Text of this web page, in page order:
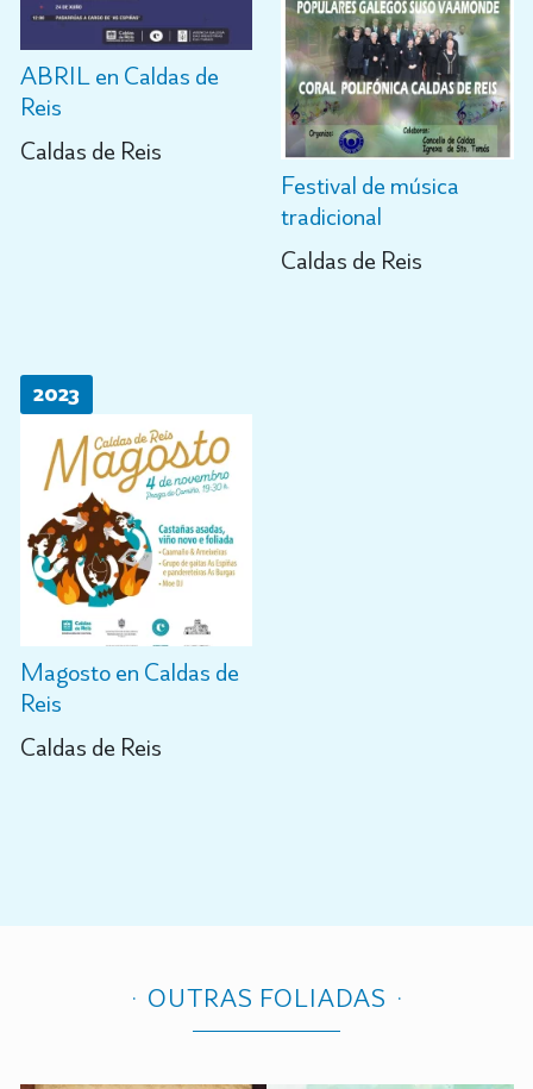
ABRIL en Caldas de
Reis
Caldas de Reis
Festival de música
tradicional
Caldas de Reis
2023
Magosto en Caldas de
Reis
Caldas de Reis
OUTRAS FOLIADAS